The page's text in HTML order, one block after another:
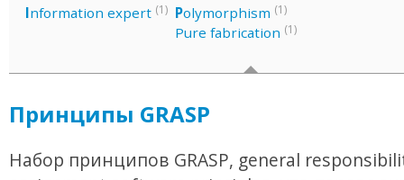
Information expert (1) Polymorphism (1)
Pure fabrication (1)
Принципы GRASP
Набор принципов GRASP, general